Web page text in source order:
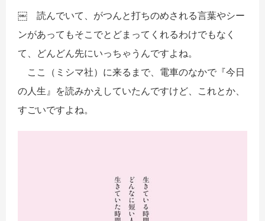
￼ 読んでいて、がつんと打ちのめされる言葉やシー
ンがあってもそこでとどまってくれるわけでもなく
て、どんどん先にいっちゃうんですよね。
ここ（ミシマ社）に来るまで、電車のなかで『今日
の人生』を読みかえしていたんですけど、これとか、
すごいですよね。